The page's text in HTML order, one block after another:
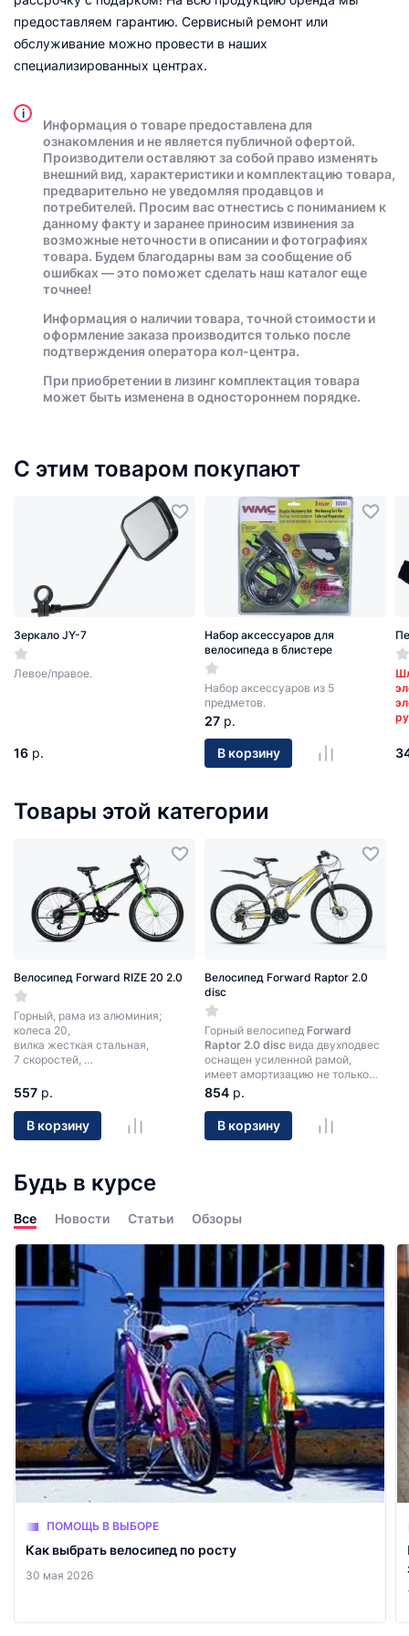
предоставляем гарантию. Сервисный ремонт или
обслуживание можно провести в наших
специализированных центрах.
i
Информация о товаре предоставлена для
ознакомления и не является публичной офертой.
Производители оставляют за собой право изменять
внешний вид, характеристики и комплектацию товара,
предварительно не уведомляя продавцов и
потребителей. Просим вас отнестись с пониманием к
данному факту и заранее приносим извинения за
возможные неточности в описании и фотографиях
товара. Будем благодарны вам за сообщение об
ошибках — это поможет сделать наш каталог еще
точнее!
Информация о наличии товара, точной стоимости и
оформление заказа производится только после
подтверждения оператора кол-центра.
При приобретении в лизинг комплектация товара
может быть изменена в одностороннем порядке.
С этим товаром покупают
Зеркало JY-7
Левое/правое.
16 р.
Набор аксессуаров для
велосипеда в блистере
Набор аксессуаров из 5
предметов.
27 р.
В корзину
Товары этой категории
Велосипед Forward RIZE 20 2.0
Горный, рама из алюминия;
колеса 20,
вилка жесткая стальная,
7 скоростей,
557 р.
В корзину
Велосипед Forward Raptor 2.0
disc
Горный велосипед Forward
Raptor 2.0 disc вида двухподвес
оснащен усиленной рамой,
имеет амортизацию не только
переднего, но и заднего колес,
что обеспечивает улучшенный
(по сравнению с хардтейлом)
контроль и повышенный комфорт.
854 р.
В корзину
Будь в курсе
Все Новости Статьи Обзоры
ПОМОЩЬ В ВЫБОРЕ
Как выбрать велосипед по росту
30 мая 2026